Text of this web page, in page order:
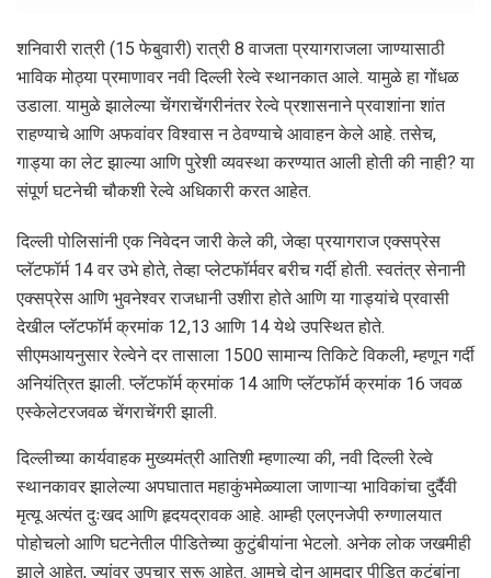
शनिवारी रात्री (15 फेबुवारी) रात्री 8 वाजता प्रयागराजला जाण्यासाठी
भाविक मोठ्या प्रमाणावर नवी दिल्ली रेल्वे स्थानकात आले. यामुळे हा गोंधळ
उडाला. यामुळे झालेल्या चेंगराचेंगरीनंतर रेल्वे प्रशासनाने प्रवाशांना शांत
राहण्याचे आणि अफवांवर विश्वास न ठेवण्याचे आवाहन केले आहे. तसेच,
गाड्या का लेट झाल्या आणि पुरेशी व्यवस्था करण्यात आली होती की नाही? या
संपूर्ण घटनेची चौकशी रेल्वे अधिकारी करत आहेत.
दिल्ली पोलिसांनी एक निवेदन जारी केले की, जेव्हा प्रयागराज एक्सप्रेस
प्लॅटफॉर्म 14 वर उभे होते, तेव्हा प्लेटफॉर्मवर बरीच गर्दी होती. स्वतंत्र सेनानी
एक्सप्रेस आणि भुवनेश्वर राजधानी उशीरा होते आणि या गाड्यांचे प्रवासी
देखील प्लॅटफॉर्म क्रमांक 12,13 आणि 14 येथे उपस्थित होते.
सीएमआयनुसार रेल्वेने दर तासाला 1500 सामान्य तिकिटे विकली, म्हणून गर्दी
अनियंत्रित झाली. प्लॅटफॉर्म क्रमांक 14 आणि प्लॅटफॉर्म क्रमांक 16 जवळ
एस्केलेटरजवळ चेंगराचेंगरी झाली.
दिल्लीच्या कार्यवाहक मुख्यमंत्री आतिशी म्हणाल्या की, नवी दिल्ली रेल्वे
स्थानकावर झालेल्या अपघातात महाकुंभमेळ्याला जाणाऱ्या भाविकांचा दुर्दैवी
मृत्यू अत्यंत दुःखद आणि हृदयद्रावक आहे. आम्ही एलएनजेपी रुग्णालयात
पोहोचलो आणि घटनेतील पीडितेच्या कुटुंबीयांना भेटलो. अनेक लोक जखमीही
झाले आहेत, ज्यांवर उपचार सुरू आहेत. आमचे दोन आमदार पीडित कुटुंबांना